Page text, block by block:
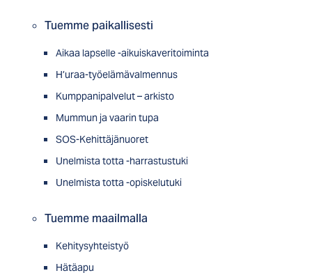
Tuemme paikallisesti
Aikaa lapselle -aikuiskaveritoiminta
H’uraa-työelämävalmennus
Kumppanipalvelut – arkisto
Mummun ja vaarin tupa
SOS-Kehittäjänuoret
Unelmista totta -harrastustuki
Unelmista totta -opiskelutuki
Tuemme maailmalla
Kehitysyhteistyö
Hätäapu